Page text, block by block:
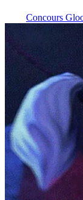
Concours